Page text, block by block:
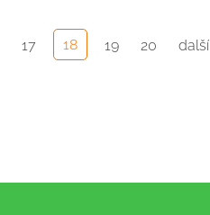
17 18 19 20 další